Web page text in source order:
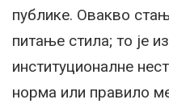
публике. Овакво
питање стила; то је
институционалне
норма или правило